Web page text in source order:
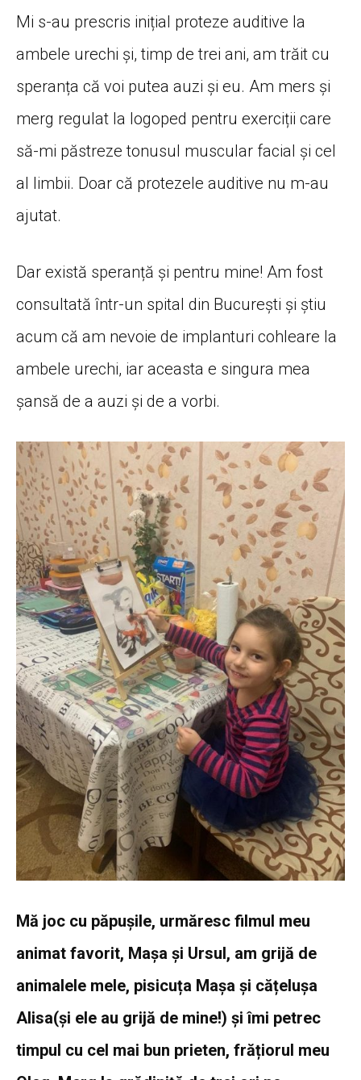
Mi s-au prescris inițial proteze auditive la
ambele urechi și, timp de trei ani, am trăit cu
speranța că voi putea auzi și eu. Am mers și
merg regulat la logoped pentru exerciții care
să-mi păstreze tonusul muscular facial și cel
al limbii. Doar că protezele auditive nu m-au
ajutat.
Dar există speranță și pentru mine! Am fost
consultată într-un spital din București și știu
acum că am nevoie de implanturi cohleare la
ambele urechi, iar aceasta e singura mea
șansă de a auzi și de a vorbi.
Mă joc cu păpușile, urmăresc filmul meu
animat favorit, Mașa și Ursul, am grijă de
animalele mele, pisicuța Mașa și cățelușa
Alisa(și ele au grijă de mine!) și îmi petrec
timpul cu cel mai bun prieten, frățiorul meu